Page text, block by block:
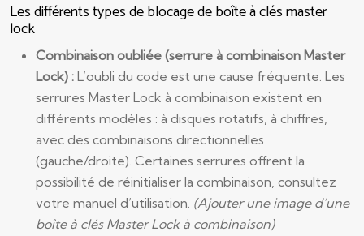
Les différents types de blocage de boîte à clés master
lock
Combinaison oubliée (serrure à combinaison Master
Lock) : L’oubli du code est une cause fréquente. Les
serrures Master Lock à combinaison existent en
différents modèles : à disques rotatifs, à chiffres,
avec des combinaisons directionnelles
(gauche/droite). Certaines serrures offrent la
possibilité de réinitialiser la combinaison, consultez
votre manuel d’utilisation. (Ajouter une image d’une
boîte à clés Master Lock à combinaison)